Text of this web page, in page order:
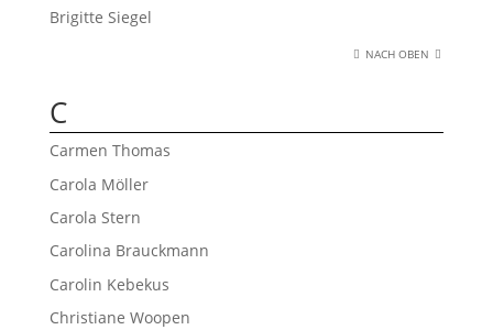
Brigitte Siegel
NACH OBEN
C
Carmen Thomas
Carola Möller
Carola Stern
Carolina Brauckmann
Carolin Kebekus
Christiane Woopen